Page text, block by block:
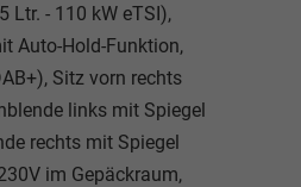
Ltr. - 110 kW eTSI),
Auto-Hold-Funktion,
Sitz vorn rechts
links mit Spiegel
rechts mit Spiegel
im Gepäckraum,